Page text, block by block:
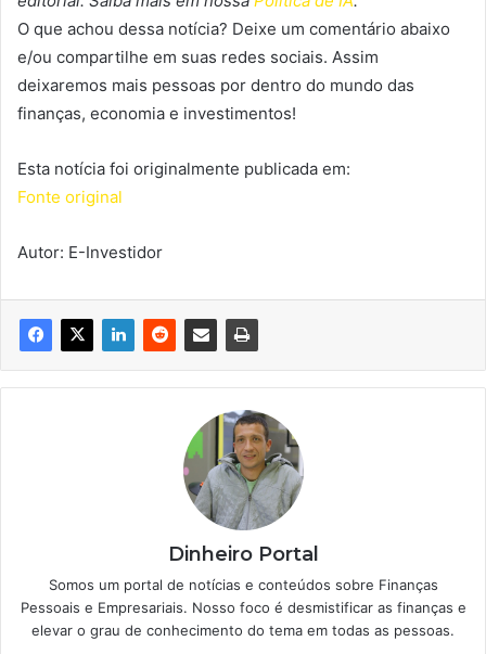
O que achou dessa notícia? Deixe um comentário abaixo
e/ou compartilhe em suas redes sociais. Assim
deixaremos mais pessoas por dentro do mundo das
finanças, economia e investimentos!
Esta notícia foi originalmente publicada em:
Fonte original
Autor: E-Investidor
Dinheiro Portal
Somos um portal de notícias e conteúdos sobre Finanças
Pessoais e Empresariais. Nosso foco é desmistificar as finanças e
elevar o grau de conhecimento do tema em todas as pessoas.